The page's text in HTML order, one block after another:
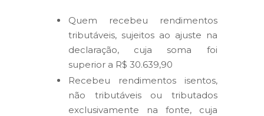
Quem recebeu rendimentos
tributáveis, sujeitos ao ajuste na
declaração, cuja soma foi
superior a R$ 30.639,90
Recebeu rendimentos isentos,
não tributáveis ou tributados
exclusivamente na fonte, cuja